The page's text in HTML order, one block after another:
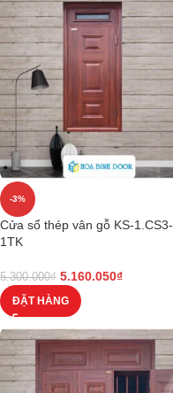
-3%
Cửa sổ thép vân gỗ KS-1.CS3-
1TK
5.300.000₫ 5.160.050₫
ĐẶT HÀNG